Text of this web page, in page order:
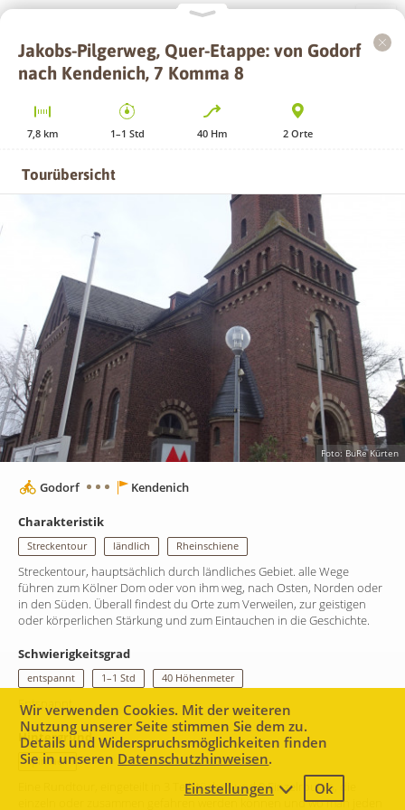
2 km
Mapboxcontributors,
Jakobs-Pilgerweg, Quer-Etappe: von Godorf
nach Kendenich, 7 Komma 8
7,8km 1–1 Std 40 Hm 2Orte
Tourübersicht
Foto: BuRe Kürten
Godorf Kendenich
Charakteristik
Streckentour ländlich Rheinschiene
Streckentour, hauptsächlich durch ländliches Gebiet. alle Wege
führen zum Kölner Dom oder von ihm weg, nach Osten, Norden oder
in den Süden. Überall findest du Orte zum Verweilen, zur geistigen
oder körperlichen Stärkung und zum Eintauchen in die Geschichte.
Schwierigkeitsgrad
entspannt 1–1 Std 40 Höhenmeter
Entspannt.
Hintergrund
spirituell
Eine Rundtour, eingeteilt in 3 Teilstücken und 9 Einzelrouten, die
einzeln oder zusammen gefahren werden können und wo man jeden
Wir verwenden Cookies. Mit der weiteren
Nutzung unserer Seite stimmen Sie dem zu.
Details und Widerspruchsmöglichkeiten finden
Sie in unseren Datenschutzhinweisen.
Einstellungen
Ok